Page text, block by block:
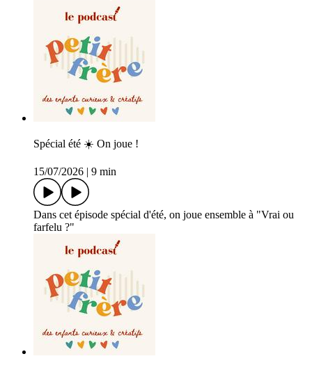
Spécial été ☀️ On joue !
15/07/2026 | 9 min
Dans cet épisode spécial d'été, on joue ensemble à "Vrai ou
farfelu ?"